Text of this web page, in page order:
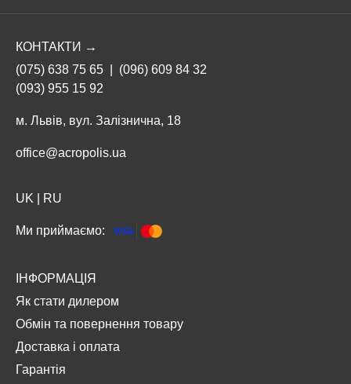
КОНТАКТИ →
(075) 638 75 65
(096) 609 84 32
(093) 955 15 92
м. Львів, вул. Залізнична, 18
office@acropolis.ua
UK RU
Ми приймаємо:
ІНФОРМАЦІЯ
Як стати дилером
Обмін та повернення товару
Доставка і оплата
Гарантія